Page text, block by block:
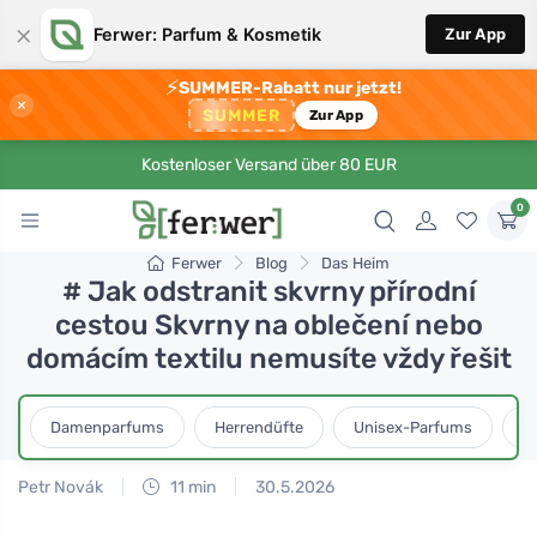
× Ferwer: Parfum & Kosmetik Zur App
×
⚡SUMMER-Rabatt nur jetzt!
SUMMER Zur App
Kostenloser Versand über 80 EUR
0
Ferwer Blog Das Heim
# Jak odstranit skvrny přírodní
cestou Skvrny na oblečení nebo
domácím textilu nemusíte vždy řešit
Damenparfums Herrendüfte Unisex-Parfums
Petr Novák 11 min 30.5.2026